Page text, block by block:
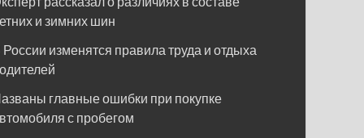
и зимних шин
России изменятся правила труда и отдыха
главные ошибки при покупке
с пробегом